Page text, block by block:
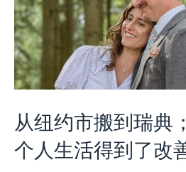
从纽约市搬到瑞典
个人生活得到了改